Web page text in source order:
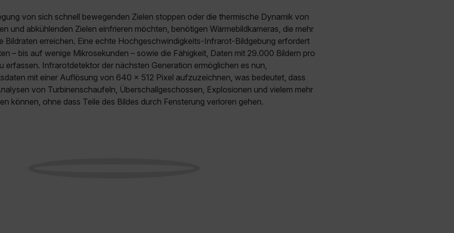
von sich schnell bewegenden Zielen stoppen oder die thermische Dynamik von
und abkühlenden Zielen einfrieren möchten, benötigen Wärmebildkameras, die mehr
Bildraten erreichen. Eine echte Hochgeschwindigkeits-Infrarot-Bildgebung erfordert
– bis auf wenige Mikrosekunden – sowie die Fähigkeit, Daten mit 29.000 Bildern pro
erfassen. Infrarotdetektor der nächsten Generation ermöglichen es nun,
mit einer Auflösung von 640 x 512 Pixel aufzuzeichnen, was bedeutet, dass
von Turbinenschaufeln, Überschallgeschossen, Explosionen und vielem mehr
können, ohne dass Teile des Bildes durch Fensterung verloren gehen.